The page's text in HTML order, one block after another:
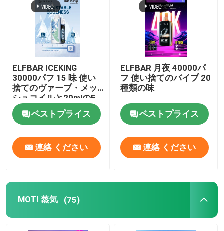
ELFBAR ICEKING
30000パフ 15 味 使い
捨てのヴァープ・メッ
シュコイルと20mlのE
液体容量
ベストプライス
連絡 ください
ELFBAR 月夜 40000パ
フ 使い捨てのバイプ 20
種類の味
ベストプライス
連絡 ください
MOTI 蒸気 (75)